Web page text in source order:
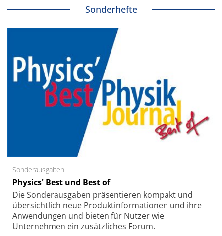
Sonderhefte
Sonderausgaben
Physics' Best und Best of
Die Sonder­ausgaben präsentieren kompakt und
übersichtlich neue Produkt­informationen und ihre
Anwendungen und bieten für Nutzer wie
Unternehmen ein zusätzliches Forum.